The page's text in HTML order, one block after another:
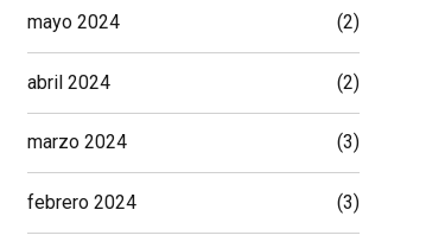
mayo 2024 (2)
abril 2024 (2)
marzo 2024 (3)
febrero 2024 (3)